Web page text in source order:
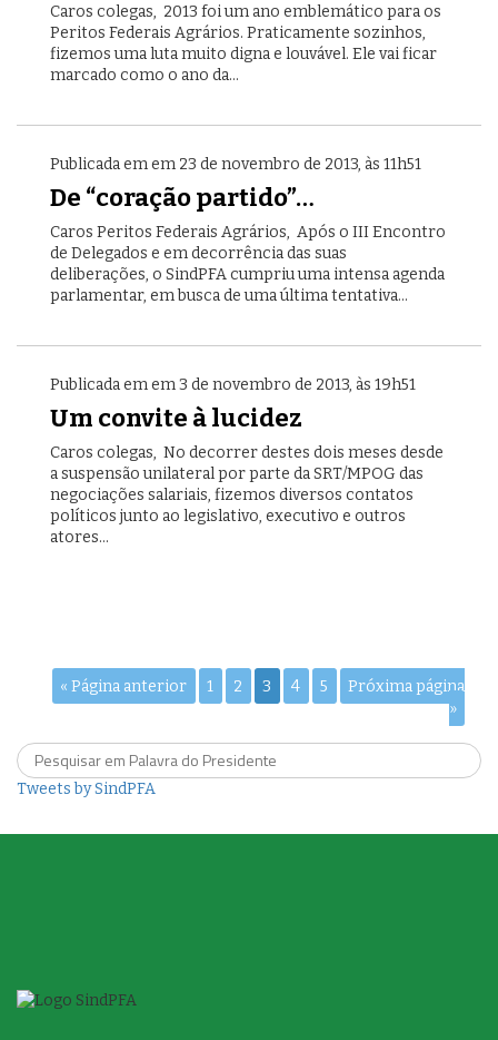
Caros colegas, 2013 foi um ano emblemático para os
Peritos Federais Agrários. Praticamente sozinhos,
fizemos uma luta muito digna e louvável. Ele vai ficar
marcado como o ano da...
Publicada em em 23 de novembro de 2013, às 11h51
De “coração partido”…
Caros Peritos Federais Agrários, Após o III Encontro
de Delegados e em decorrência das suas
deliberações, o SindPFA cumpriu uma intensa agenda
parlamentar, em busca de uma última tentativa...
Publicada em em 3 de novembro de 2013, às 19h51
Um convite à lucidez
Caros colegas, No decorrer destes dois meses desde
a suspensão unilateral por parte da SRT/MPOG das
negociações salariais, fizemos diversos contatos
políticos junto ao legislativo, executivo e outros
atores...
« Página anterior 1 2 3 4 5
Próxima página
»
Tweets by SindPFA